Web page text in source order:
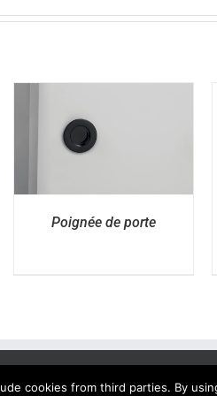
Poignée de porte
DÉTAILS
cookies from third parties. By